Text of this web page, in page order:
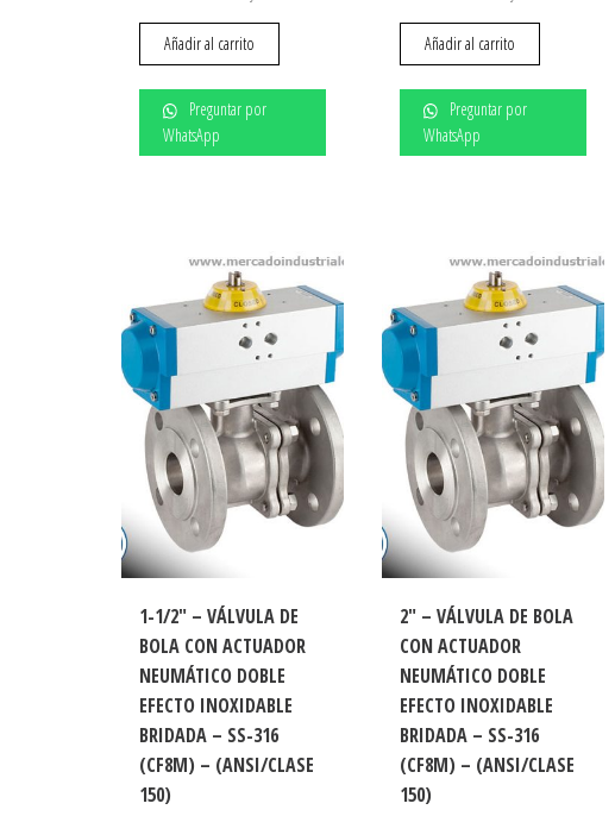
Añadir al carrito
Preguntar por
WhatsApp
Añadir al carrito
Preguntar por
WhatsApp
1-1/2″ – VÁLVULA DE
BOLA CON ACTUADOR
NEUMÁTICO DOBLE
EFECTO INOXIDABLE
BRIDADA – SS-316
(CF8M) – (ANSI/CLASE
150)
2″ – VÁLVULA DE BOLA
CON ACTUADOR
NEUMÁTICO DOBLE
EFECTO INOXIDABLE
BRIDADA – SS-316
(CF8M) – (ANSI/CLASE
150)